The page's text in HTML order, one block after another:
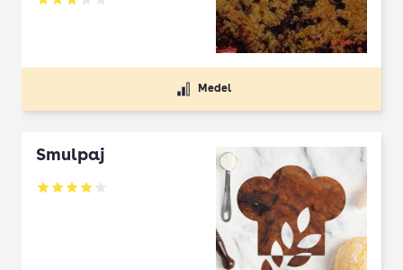
Betyg: 3.3 av 5
Medel
Smulpaj
Betyg: 4 av 5